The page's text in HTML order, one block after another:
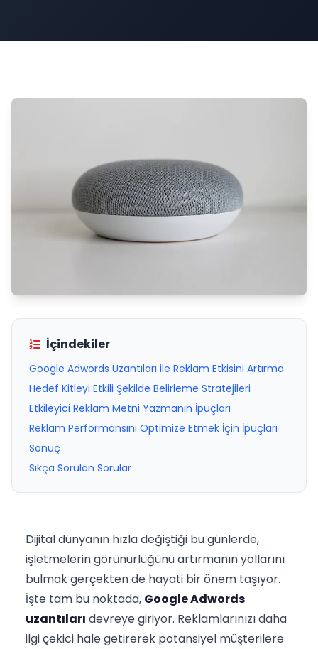
İçindekiler
Google Adwords Uzantıları ile Reklam Etkisini Artırma
Hedef Kitleyi Etkili Şekilde Belirleme Stratejileri
Etkileyici Reklam Metni Yazmanın İpuçları
Reklam Performansını Optimize Etmek İçin İpuçları
Sonuç
Sıkça Sorulan Sorular
Dijital dünyanın hızla değiştiği bu günlerde,
işletmelerin görünürlüğünü artırmanın yollarını
bulmak gerçekten de hayati bir önem taşıyor.
İşte tam bu noktada, Google Adwords
uzantıları devreye giriyor. Reklamlarınızı daha
ilgi çekici hale getirerek potansiyel müşterilere